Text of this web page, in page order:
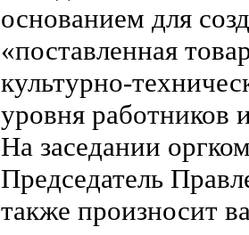
основанием для
«поставленная
культурно-
уровня работников
На заседании
Председатель
также произносит